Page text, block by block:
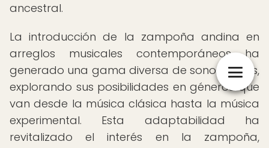
ancestral.
La introducción de la zampoña andina en
arreglos musicales contemporáneos ha
generado una gama diversa de sonoridades,
explorando sus posibilidades en géneros que
van desde la música clásica hasta la música
experimental. Esta adaptabilidad ha
revitalizado el interés en la zampoña,